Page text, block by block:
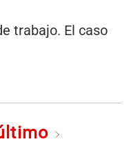
trabajo. El caso